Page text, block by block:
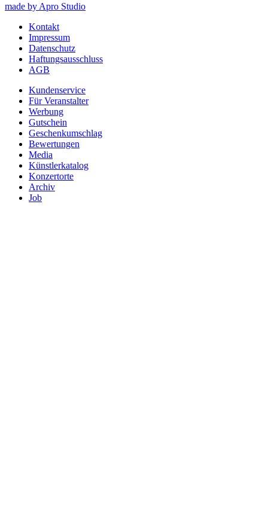
made by Apro Studio
Kontakt
Impressum
Datenschutz
Haftungsausschluss
AGB
Kundenservice
Für Veranstalter
Werbung
Gutschein
Geschenkumschlag
Bewertungen
Media
Künstlerkatalog
Konzertorte
Archiv
Job